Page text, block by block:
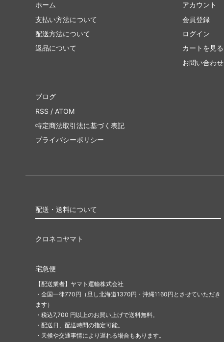
ホーム
支払い方法について
配送方法について
返品について
アカウント
会員登録
ログイン
カートを見る
お問い合わせ
ブログ
RSS / ATOM
特定商法取引法に基づく表記
プライバシーポリシー
配送・送料について
クロネコヤマト
宅急便
【配送業者】ヤマト運輸株式会社
・全国一律770円（旦し北海道1370円・沖縄1160円とさせていただき
ます）
・税込7,700 円以上のお買い上げで送料無料。
・配送日、配送時間の指定可能。
・天候や交通事情により遅れる場合もあります。